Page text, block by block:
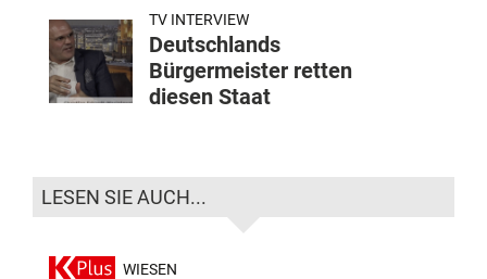
TV INTERVIEW
Deutschlands
Bürgermeister retten
diesen Staat
LESEN SIE AUCH...
WIESEN